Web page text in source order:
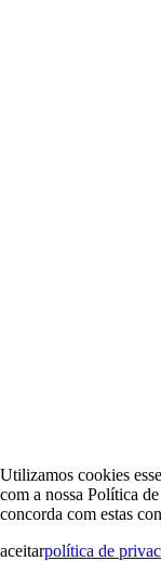
Utilizamos cookies
com a nossa Política
concorda com estas
aceitarpolítica de